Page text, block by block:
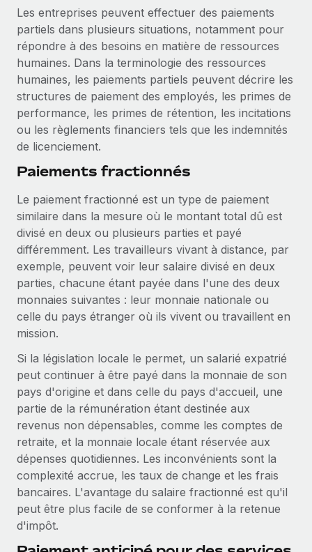
Demandez aux experts
Recevez des conseils d’experts sur les RH à
l’international et la conformité
Contrôles d’antécédents
Simplifiez vos processus de présélection des
candidats
Remote Watchtower
matière de conformité
Gestion des appareils
Achetez et suivez vos équipements informatiques
dans le monde entier
Création d’entité
Établissez des entités rapidement et en toute
conformité
Mobilité et déménagement international
Organisez facilement le déménagement de vos
employés
Avantages sociaux
Gérez facilement les avantages sociaux
Explorez avec nous vos opportunités de partenariat
Remote Build Bientôt disponible
Conseil en intégrations et automatisations assistées par
l’IA
ÉTUDES DE CAS
Données sur les salaires et les talents
Centre de ressources
Obtenir de l’aide
Voir toutes les ressources
BLOG
Paie multipays
EOR et PEO
Taxes
Explorer le blog
BLOG
Mises à jour des produits de Remote :
Intégrations Gusto et Xero et Gestion des
freelances Plus
Remote a toujours pour mission d'aider les entreprises de
toute taille à embaucher, gérer et payer...
En savoir plus
Comment Phiture gère ses 55 employés
répartis dans 19 pays grâce à Remote
Les entreprises peuvent effectuer des paiements
partiels dans plusieurs situations, notamment pour
répondre à des besoins en matière de ressources
humaines. Dans la terminologie des ressources
humaines, les paiements partiels peuvent décrire les
structures de paiement des employés, les primes de
performance, les primes de rétention, les incitations
ou les règlements financiers tels que les indemnités
de licenciement.
Paiements fractionnés
Le paiement fractionné est un type de paiement
similaire dans la mesure où le montant total dû est
divisé en deux ou plusieurs parties et payé
différemment. Les travailleurs vivant à distance, par
exemple, peuvent voir leur salaire divisé en deux
parties, chacune étant payée dans l'une des deux
monnaies suivantes : leur monnaie nationale ou
celle du pays étranger où ils vivent ou travaillent en
mission.
Si la législation locale le permet, un salarié expatrié
peut continuer à être payé dans la monnaie de son
pays d'origine et dans celle du pays d'accueil, une
partie de la rémunération étant destinée aux
revenus non dépensables, comme les comptes de
retraite, et la monnaie locale étant réservée aux
dépenses quotidiennes. Les inconvénients sont la
complexité accrue, les taux de change et les frais
bancaires. L'avantage du salaire fractionné est qu'il
peut être plus facile de se conformer à la retenue
d'impôt.